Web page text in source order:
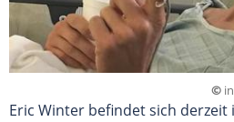
©
Eric Winter befindet sich derzeit